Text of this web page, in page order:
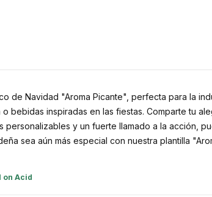
de Navidad "Aroma Picante", perfecta para la
inspiradas en las fiestas. Comparte tu
y un fuerte llamado a la acción,
sea aún más especial con nuestra plantilla
on Acid